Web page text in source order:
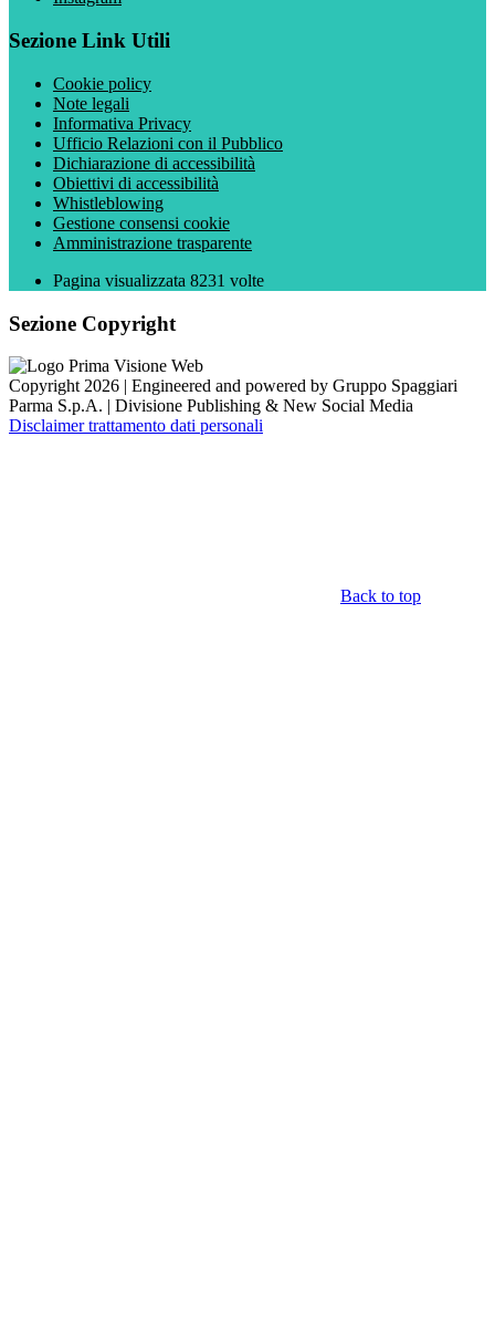
Sezione Link Utili
Cookie policy
Note legali
Informativa Privacy
Ufficio Relazioni con il Pubblico
Dichiarazione di accessibilità
Obiettivi di accessibilità
Whistleblowing
Gestione consensi cookie
Amministrazione trasparente
Pagina visualizzata 8231 volte
Sezione Copyright
Copyright 2026 | Engineered and powered by Gruppo Spaggiari
Parma S.p.A. | Divisione Publishing & New Social Media
Disclaimer trattamento dati personali
Back to top